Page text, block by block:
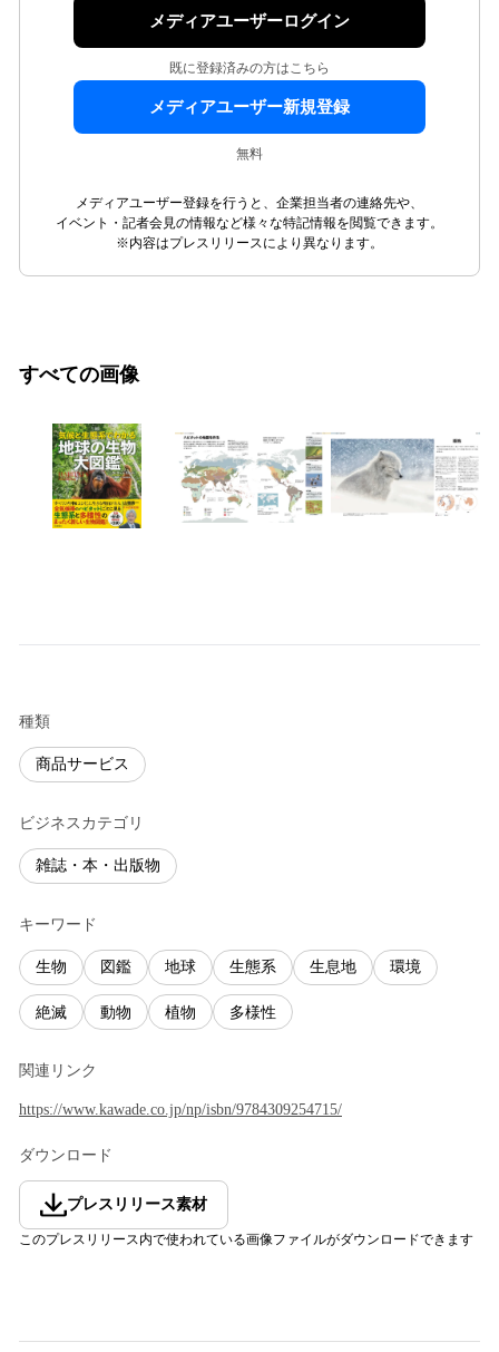
メディアユーザーログイン
既に登録済みの方はこちら
メディアユーザー新規登録
無料
メディアユーザー登録を行うと、企業担当者の連絡先や、
イベント・記者会見の情報など様々な特記情報を閲覧できます。
※内容はプレスリリースにより異なります。
すべての画像
種類
商品サービス
ビジネスカテゴリ
雑誌・本・出版物
キーワード
生物 図鑑 地球 生態系 生息地 環境
絶滅 動物 植物 多様性
関連リンク
https://www.kawade.co.jp/np/isbn/9784309254715/
ダウンロード
プレスリリース素材
このプレスリリース内で使われている画像ファイルがダウンロードできます